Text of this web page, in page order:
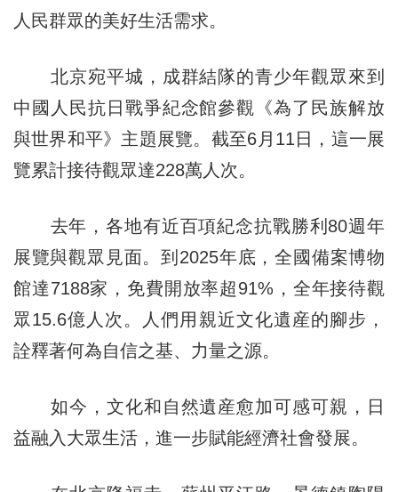
人民群眾的美好生活需求。
北京宛平城，成群結隊的青少年觀眾來到
中國人民抗日戰爭紀念館參觀《為了民族解放
與世界和平》主題展覽。截至6月11日，這一展
覽累計接待觀眾達228萬人次。
去年，各地有近百項紀念抗戰勝利80週年
展覽與觀眾見面。到2025年底，全國備案博物
館達7188家，免費開放率超91%，全年接待觀
眾15.6億人次。人們用親近文化遺産的腳步，
詮釋著何為自信之基、力量之源。
如今，文化和自然遺産愈加可感可親，日
益融入大眾生活，進一步賦能經濟社會發展。